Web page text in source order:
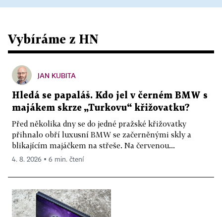
Vybíráme z HN
JAN KUBITA
Hledá se papaláš. Kdo jel v černém BMW s
majákem skrze „Turkovu“ křižovatku?
Před několika dny se do jedné pražské křižovatky
přihnalo obří luxusní BMW se začerněnými skly a
blikajícím majáčkem na střeše. Na červenou...
4. 8. 2026 ▪ 6 min. čtení